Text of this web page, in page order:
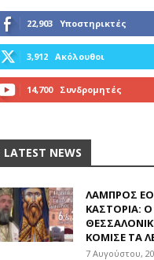
22,903 Υποστηρικτές
3,912 Ακόλουθοι
14,700 Συνδρομητές
LATEST NEWS
ΛΑΜΠΡΌΣ
ΚΑΣΤΟΡΙΆ:
ΚΌΜΙΣΕ ΤΑ
7 Αυγούστου,